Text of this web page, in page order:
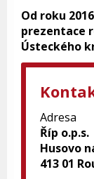
Od roku
prezentace
Ústeckého
Adresa
Říp o.p.s.
Husovo
413 01